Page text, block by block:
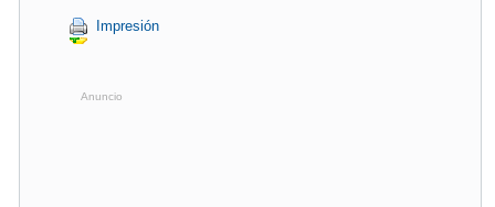
Impresión
Anuncio